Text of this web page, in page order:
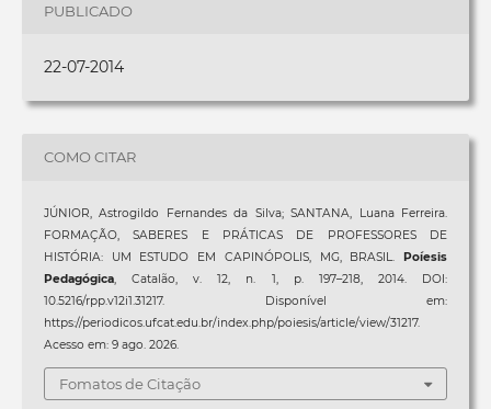
PUBLICADO
22-07-2014
COMO CITAR
JÚNIOR, Astrogildo Fernandes da Silva; SANTANA, Luana Ferreira.
FORMAÇÃO, SABERES E PRÁTICAS DE PROFESSORES DE
HISTÓRIA: UM ESTUDO EM CAPINÓPOLIS, MG, BRASIL.Poíesis
Pedagógica, Catalão, v. 12, n. 1, p. 197–218, 2014. DOI:
10.5216/rpp.v12i1.31217. Disponível em:
https://periodicos.ufcat.edu.br/index.php/poiesis/article/view/31217.
Acesso em: 9 ago. 2026.
Fomatos de Citação